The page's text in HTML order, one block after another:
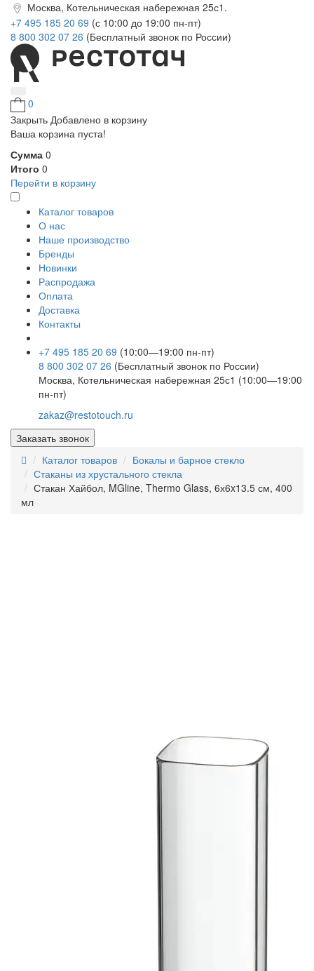
Москва, Котельническая набережная 25с1.
+7 495 185 20 69 (с 10:00 до 19:00 пн-пт)
8 800 302 07 26 (Бесплатный звонок по России)
0
Закрыть Добавлено в корзину
Ваша корзина пуста!
Сумма 0
Итого 0
Перейти в корзину
Каталог товаров
О нас
Наше производство
Бренды
Новинки
Распродажа
Оплата
Доставка
Контакты
+7 495 185 20 69 (10:00—19:00 пн-пт)
8 800 302 07 26 (Бесплатный звонок по России)
Москва, Котельническая набережная 25с1 (10:00—19:00
пн-пт)
zakaz@restotouch.ru
Заказать звонок
Каталог товаров
Бокалы и барное стекло
Стаканы из хрустального стекла
Стакан Хайбол, MGline, Thermo Glass, 6х6x13.5 см, 400
мл